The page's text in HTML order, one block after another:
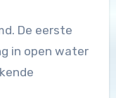
De eerste
in open water